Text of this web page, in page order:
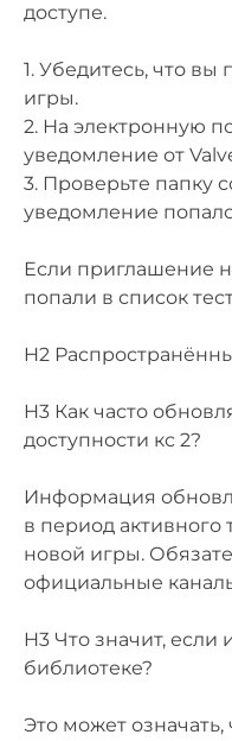
доступе.
1. Убедитесь, что
игры.
2. На электронную
уведомление от
3. Проверьте папку
уведомление
Если приглашение
попали в список
H2
H3 Как часто
доступности кс 2?
Информация
в период активного
новой игры.
официальные
H3 Что значит, если
библиотеке?
Это может означать,